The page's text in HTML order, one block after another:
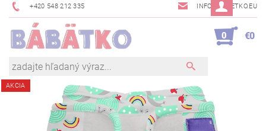
+420 548 212 335 INFO@BABETKO.EU
0 €0
AKCIA